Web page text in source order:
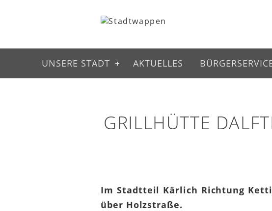
UNSERE STADT AKTUELLES
GRILLHÜTTE
Im Stadtteil Kärlich Richtung
über Holzstraße.